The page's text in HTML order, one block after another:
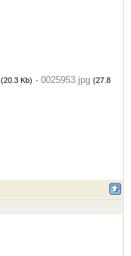
(20.3 Kb) · 0025953.jpg (27.8